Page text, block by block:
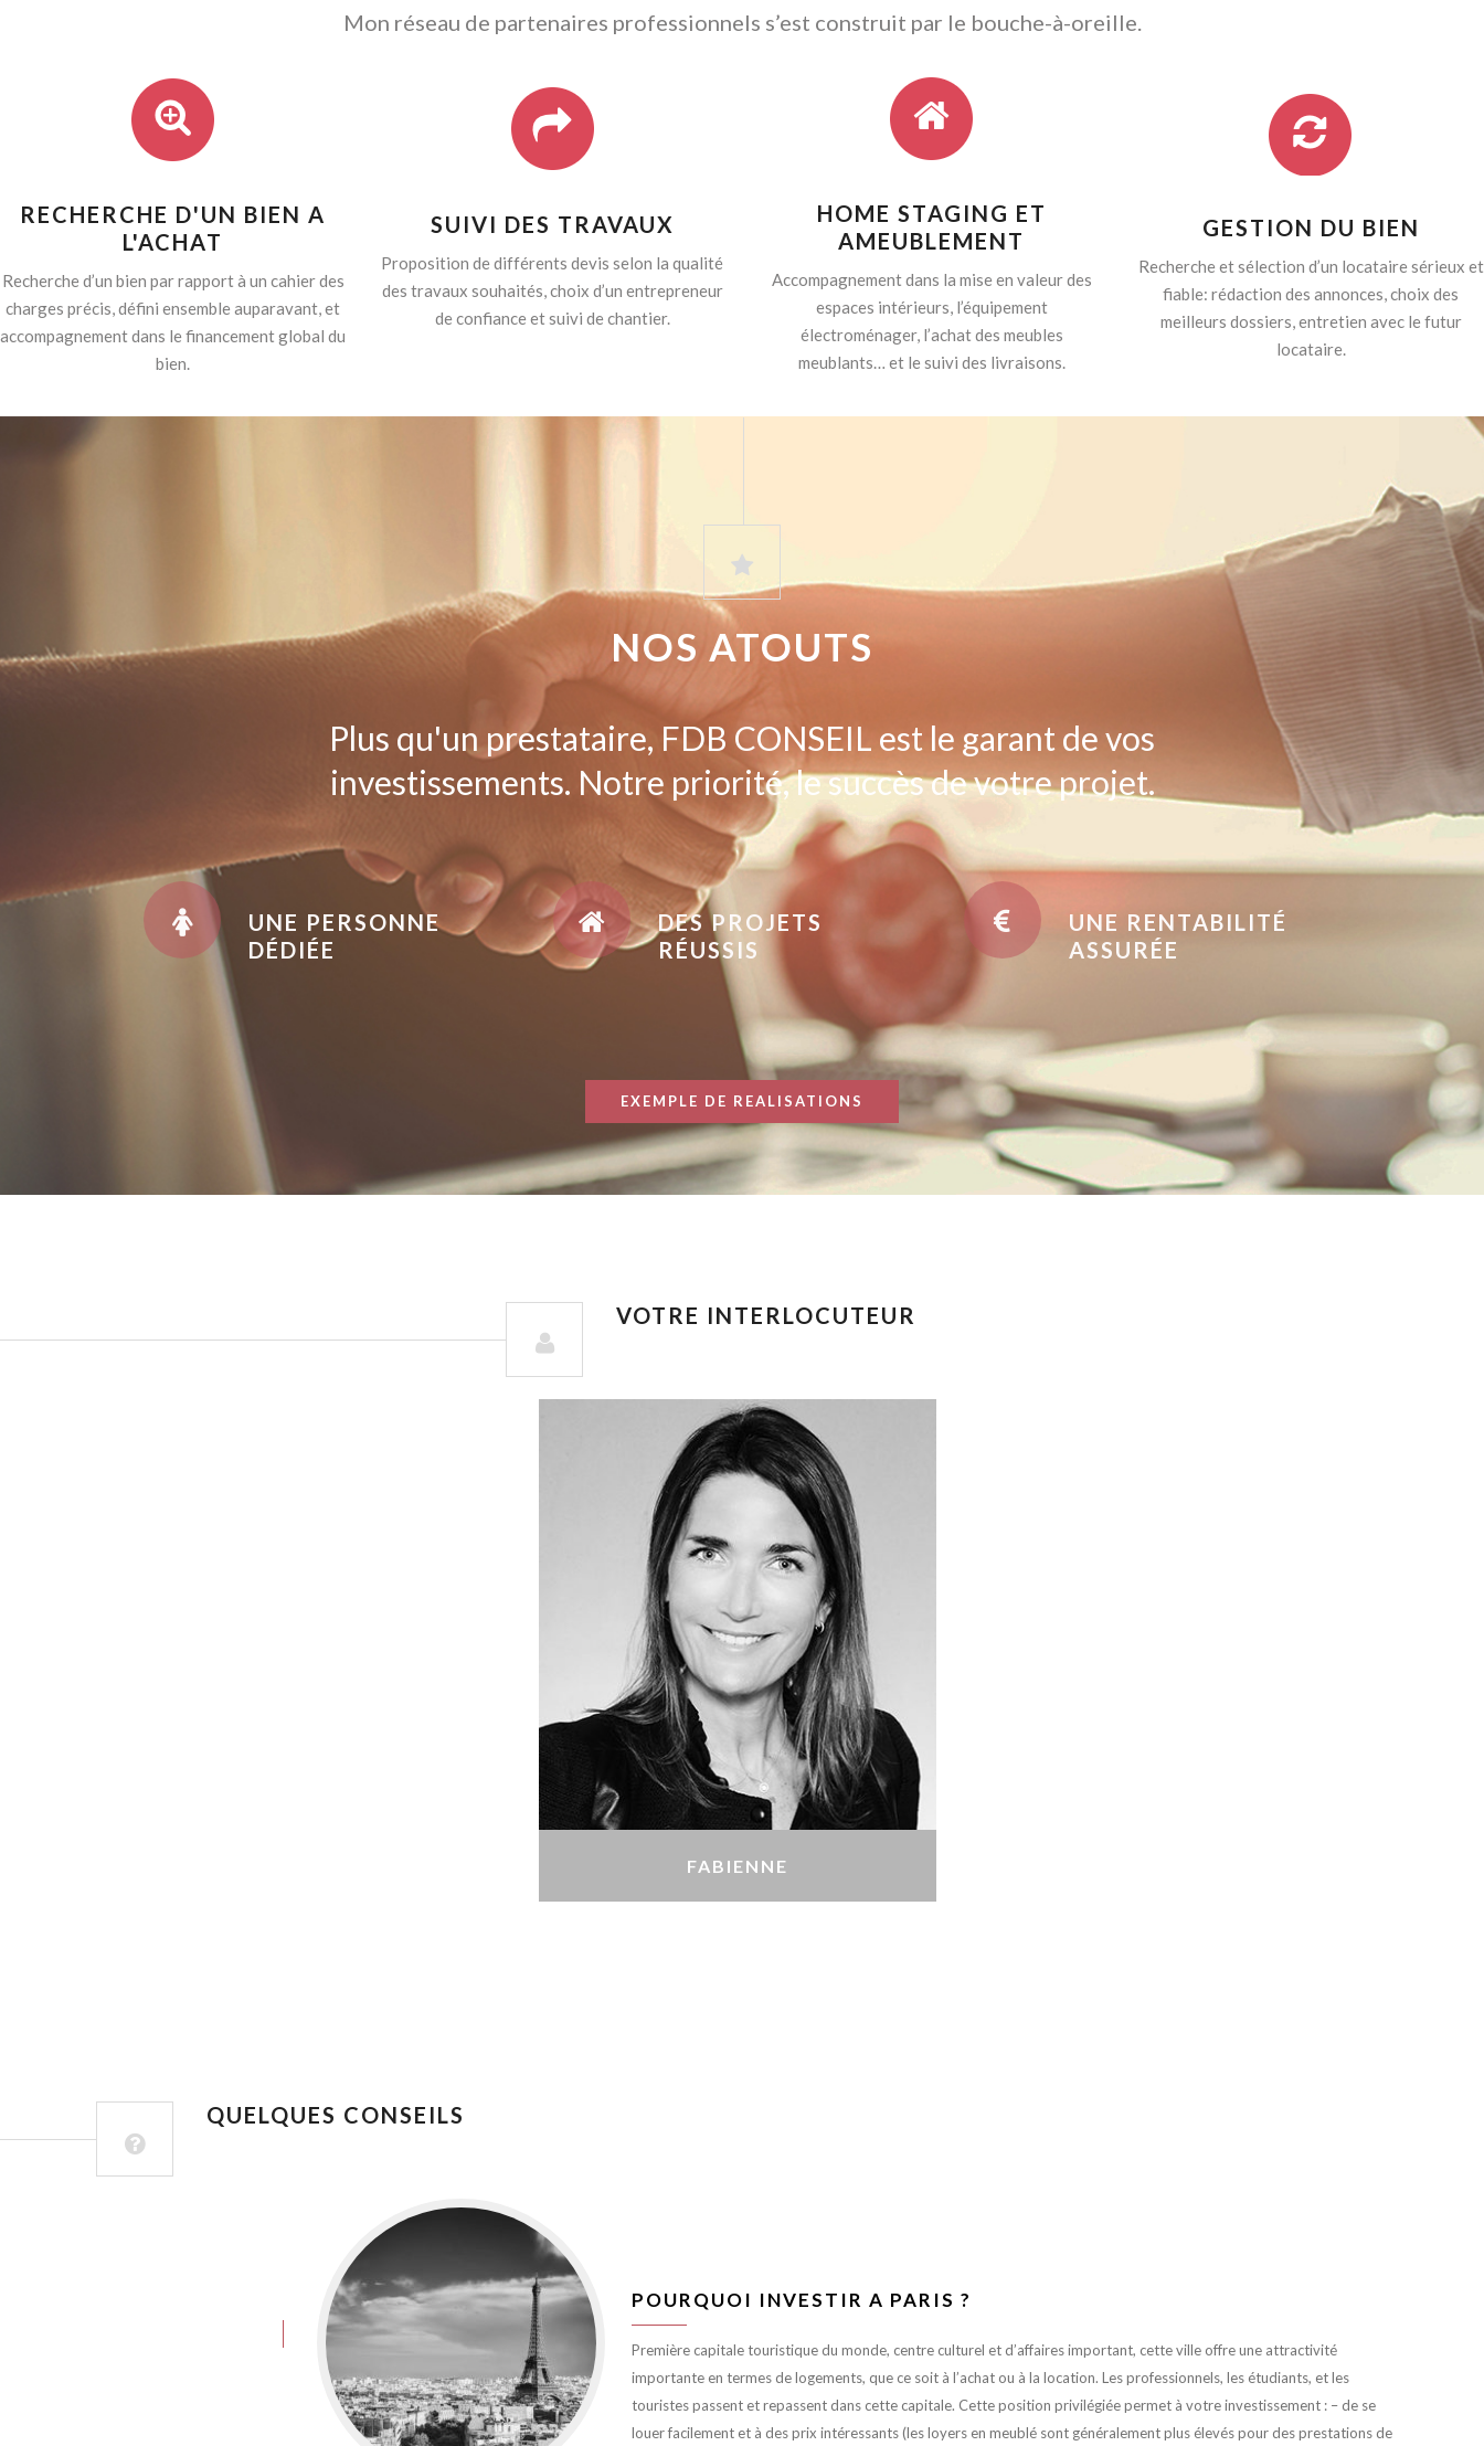
Mon réseau de partenaires professionnels s’est construit par le bouche-à-oreille.
RECHERCHE D'UN BIEN A
L'ACHAT
Recherche d’un bien par rapport à un cahier des
charges précis, défini ensemble auparavant, et
accompagnement dans le financement global du
bien.
SUIVI DES TRAVAUX
Proposition de différents devis selon la qualité
des travaux souhaités, choix d’un entrepreneur
de confiance et suivi de chantier.
HOME STAGING ET
AMEUBLEMENT
Accompagnement dans la mise en valeur des
espaces intérieurs, l’équipement
électroménager, l’achat des meubles
meublants… et le suivi des livraisons.
GESTION DU BIEN
Recherche et sélection d’un locataire sérieux et
fiable: rédaction des annonces, choix des
meilleurs dossiers, entretien avec le futur
locataire.
NOS ATOUTS
Plus qu'un prestataire, FDB CONSEIL est le garant de vos
investissements. Notre priorité, le succès de votre projet.
UNE PERSONNE
DÉDIÉE
DES PROJETS
RÉUSSIS
UNE RENTABILITÉ
ASSURÉE
EXEMPLE DE REALISATIONS
VOTRE INTERLOCUTEUR
FABIENNE
QUELQUES CONSEILS
POURQUOI INVESTIR A PARIS ?
Première capitale touristique du monde, centre culturel et d’affaires important, cette ville offre une attractivité
importante en termes de logements, que ce soit à l’achat ou à la location. Les professionnels, les étudiants, et les
touristes passent et repassent dans cette capitale. Cette position privilégiée permet à votre investissement : – de se
louer facilement et à des prix intéressants (les loyers en meublé sont généralement plus élevés pour des prestations de